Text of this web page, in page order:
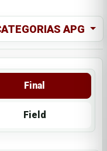
APG
Final
Field